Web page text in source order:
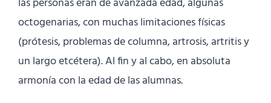
octogenarias, con muchas limitaciones físicas
(prótesis, problemas de columna, artrosis, artritis y
un largo etcétera). Al fin y al cabo, en absoluta
armonía con la edad de las alumnas.